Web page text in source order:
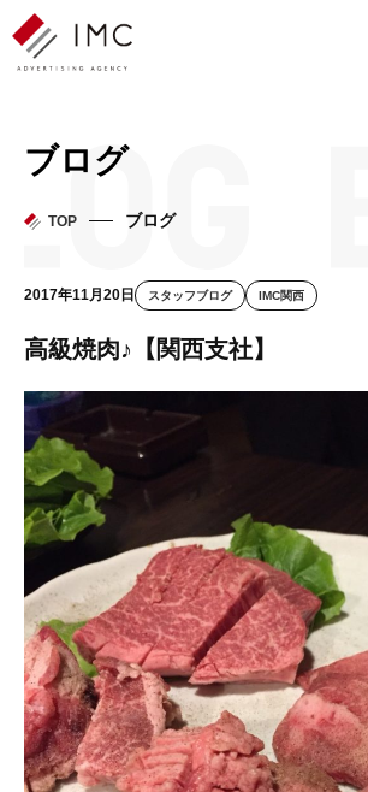
ブログ
TOP ブログ
2017年11月20日 スタッフブログ IMC関西
高級焼肉♪【関西支社】